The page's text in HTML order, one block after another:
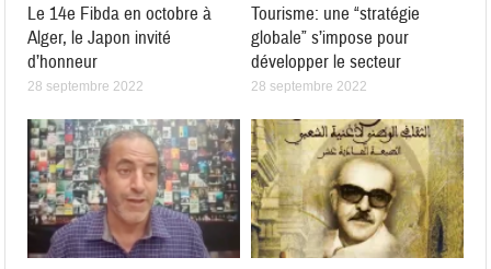
Le 14e Fibda en octobre à
Alger, le Japon invité
d’honneur
28 septembre 2022
Tourisme: une “stratégie
globale” s’impose pour
développer le secteur
28 septembre 2022